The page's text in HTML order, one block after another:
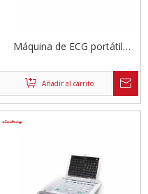
Máquina de ECG portátil
Añadir al carrito